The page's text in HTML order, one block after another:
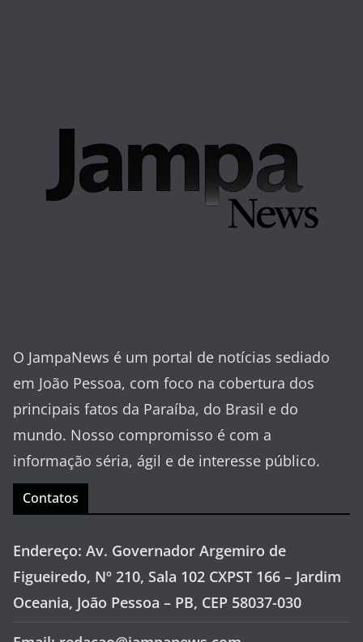
O JampaNews é um portal de notícias sediado
em João Pessoa, com foco na cobertura dos
principais fatos da Paraíba, do Brasil e do
mundo. Nosso compromisso é com a
informação séria, ágil e de interesse público.
Contatos
Endereço: Av. Governador Argemiro de
Figueiredo, Nº 210, Sala 102 CXPST 166 – Jardim
Oceania, João Pessoa – PB, CEP 58037-030